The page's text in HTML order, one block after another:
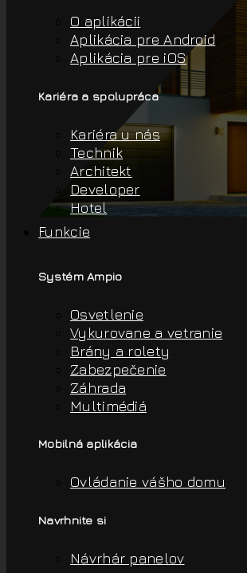
O aplikácii
Aplikácia pre Android
Aplikácia pre iOS
Kariéra a spolupráca
Kariéra u nás
Technik
Architekt
Developer
Hotel
Funkcie
Systém Ampio
Osvetlenie
Vykurovane a vetranie
Brány a rolety
Zabezpečenie
Záhrada
Multimédiá
Mobilná aplikácia
Ovládanie vášho domu
Navrhnite si
Návrhár panelov